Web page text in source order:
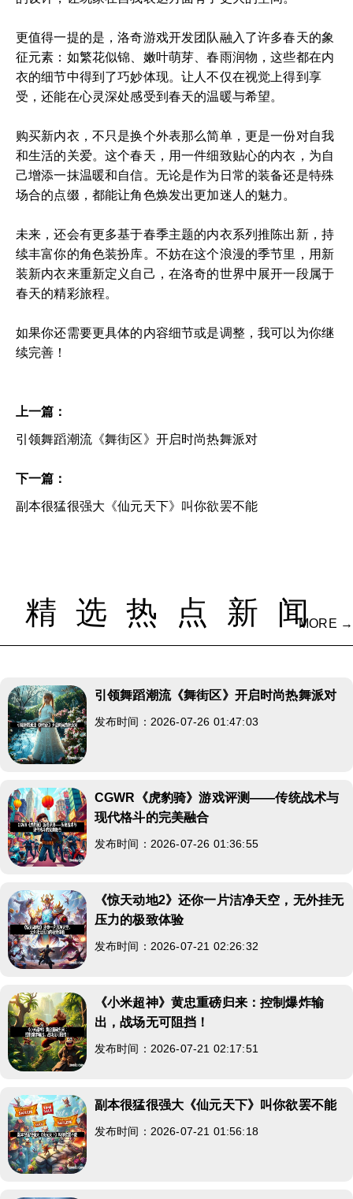
更值得一提的是，洛奇游戏开发团队融入了许多春天的象
征元素：如繁花似锦、嫩叶萌芽、春雨润物，这些都在内
衣的细节中得到了巧妙体现。让人不仅在视觉上得到享
受，还能在心灵深处感受到春天的温暖与希望。
购买新内衣，不只是换个外表那么简单，更是一份对自我
和生活的关爱。这个春天，用一件细致贴心的内衣，为自
己增添一抹温暖和自信。无论是作为日常的装备还是特殊
场合的点缀，都能让角色焕发出更加迷人的魅力。
未来，还会有更多基于春季主题的内衣系列推陈出新，持
续丰富你的角色装扮库。不妨在这个浪漫的季节里，用新
装新内衣来重新定义自己，在洛奇的世界中展开一段属于
春天的精彩旅程。
如果你还需要更具体的内容细节或是调整，我可以为你继
续完善！
上一篇：
引领舞蹈潮流《舞街区》开启时尚热舞派对
下一篇：
副本很猛很强大《仙元天下》叫你欲罢不能
精选热点新闻
MORE →
引领舞蹈潮流《舞街区》开启时尚热舞派对
发布时间：2026-07-26 01:47:03
CGWR《虎豹骑》游戏评测——传统战术与
现代格斗的完美融合
发布时间：2026-07-26 01:36:55
《惊天动地2》还你一片洁净天空，无外挂无
压力的极致体验
发布时间：2026-07-21 02:26:32
《小米超神》黄忠重磅归来：控制爆炸输
出，战场无可阻挡！
发布时间：2026-07-21 02:17:51
副本很猛很强大《仙元天下》叫你欲罢不能
发布时间：2026-07-21 01:56:18